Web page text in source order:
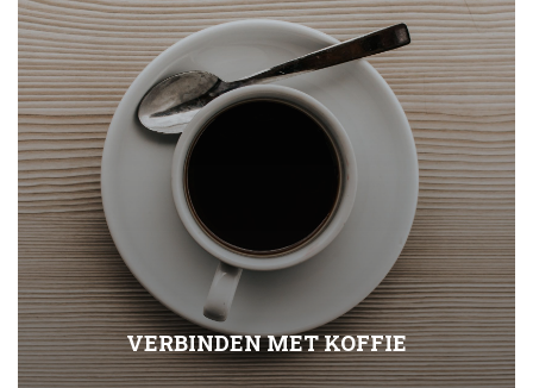
VERBINDEN MET KOFFIE